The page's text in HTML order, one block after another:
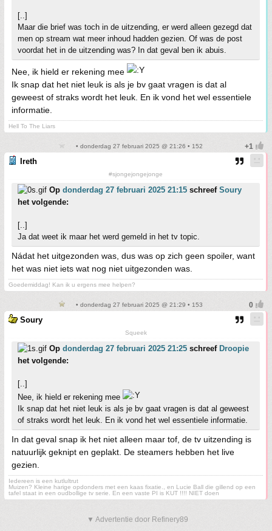
[..]
Maar die brief was toch in de uitzending, er werd alleen gezegd dat
men op stream wat meer inhoud hadden gezien. Of was de post
voordat het in de uitzending was? In dat geval ben ik abuis.
Nee, ik hield er rekening mee
Ik snap dat het niet leuk is als je bv gaat vragen is dat al
geweest of straks wordt het leuk. En ik vond het wel essentiele
informatie.
Hell To The Liars
• donderdag 27 februari 2025 @ 21:26 • 152
Ireth
#sjongejongejonge
Op donderdag 27 februari 2025 21:15 schreef Soury
het volgende:
[..]
Ja dat weet ik maar het werd gemeld in het tv topic.
Nádat het uitgezonden was, dus was op zich geen spoiler, want
het was niet iets wat nog niet uitgezonden was.
Goedemiddag! Kan ik u ergens mee helpen?
• donderdag 27 februari 2025 @ 21:29 • 153
Soury
Squeek
Op donderdag 27 februari 2025 21:25 schreef Droopie
het volgende:
[..]
Nee, ik hield er rekening mee
Ik snap dat het niet leuk is als je bv gaat vragen is dat al geweest
of straks wordt het leuk. En ik vond het wel essentiele informatie.
In dat geval snap ik het niet alleen maar tof, de tv uitzending is
natuurlijk geknipt en geplakt. De steamers hebben het live
gezien.
Iedereen is een kutlultrut
Muizen? Kleine harige opdonders met een kaas fixatie., en Lucie Ball die gillend op een
tafel staat in een oudbollige tv serie. En een vaste PI is KUT !!!! NIET doen
▼ Advertentie door Refinery89